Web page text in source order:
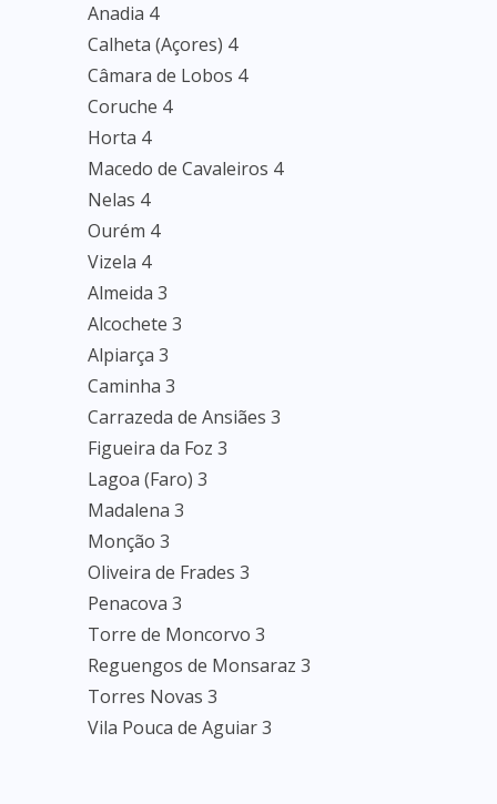
Anadia 4
Calheta (Açores) 4
Câmara de Lobos 4
Coruche 4
Horta 4
Macedo de Cavaleiros 4
Nelas 4
Ourém 4
Vizela 4
Almeida 3
Alcochete 3
Alpiarça 3
Caminha 3
Carrazeda de Ansiães 3
Figueira da Foz 3
Lagoa (Faro) 3
Madalena 3
Monção 3
Oliveira de Frades 3
Penacova 3
Torre de Moncorvo 3
Reguengos de Monsaraz 3
Torres Novas 3
Vila Pouca de Aguiar 3